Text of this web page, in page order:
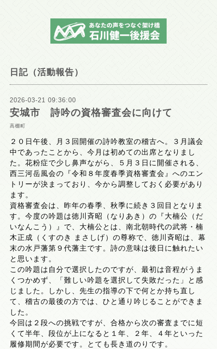
日記（活動報告）
2026-03-21 09:36:00
安城市 詩吟の資格審査会に向けて
高棚町
２０日午後、月３回開催の詩吟教室の稽古へ。３月議会
中であったことから、今月は初めての出席となりまし
た。花粉症で少し鼻声ながら、５月３日に開催される、
西三河岳風会の『令和８年度春季資格審査会』へのエン
トリーが決まっており、今から調整しておく必要があり
ます。
資格審査会は、昨年の春季、秋季に続き３回目となりま
す。今度の吟題は徳川斉昭（なりあき）の『大楠公（だ
いなんこう）』で、大楠公とは、南北朝時代の武将・楠
木正成（くすのき まさしげ）の尊称で、徳川斉昭は、幕
末の水戸藩第９代藩主です。詩の意味は後日に触れたい
と思います。
この吟題は自分で選択したのですが、最初は音程がうま
くつかめず、「難しい吟題を選択して失敗だった」と感
じました。しかし、先生の指導の下で何とか持ち直し
て、稽古の最後の方では、ひと通り吟じることができま
した。
今回は２段への挑戦ですが、合格から次の審査までに短
くて半年、段位が上になると１年、２年、４年といった
履修期間が必要です。とても長き道のりです。